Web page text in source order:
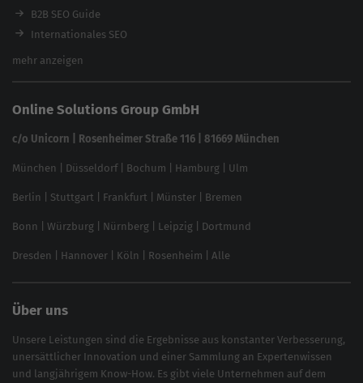
Ladezeiten-Check
Brand Protection Tool
Website SEO Check
feed2content.ai
B2B SEO Guide
Internationales SEO
eCommerce SEO
In ChatGPT gefunden werden
Linkbuilding 2025
Local SEO
SEO für Online Shops
Brand Monitoring 2025
mehr anzeigen
Online Solutions Group GmbH
c/o Unicorn | Rosenheimer Straße 116 | 81669 München
München Düsseldorf| Bochum Hamburg Ulm
Berlin Stuttgart Frankfurt Münster Bremen
Bonn Würzburg Nürnberg Leipzig Dortmund
Dresden Hannover Köln Rosenheim Alle
Über uns
Unsere Leistungen sind die Ergebnisse aus konstanter Verbesserung,
unersättlicher Innovation und einer Sammlung an Expertenwissen
und langjährigem Know-How. Es gibt viele Unternehmen auf dem